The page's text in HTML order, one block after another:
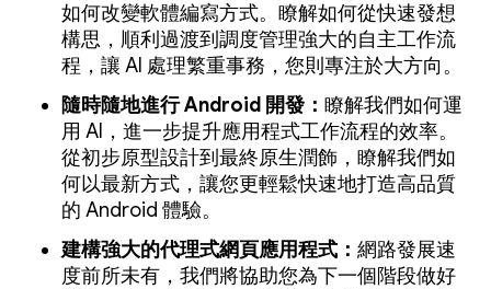
如何改變軟體編寫方式。瞭解如何從快速發想
構思，順利過渡到調度管理強大的自主工作流
程，讓 AI 處理繁重事務，您則專注於大方向。
隨時隨地進行 Android 開發： 瞭解我們如何運
用 AI，進一步提升應用程式工作流程的效率。
從初步原型設計到最終原生潤飾，瞭解我們如
何以最新方式，讓您更輕鬆快速地打造高品質
的 Android 體驗。
建構強大的代理式網頁應用程式： 網路發展速
度前所未有，我們將協助您為下一個階段做好